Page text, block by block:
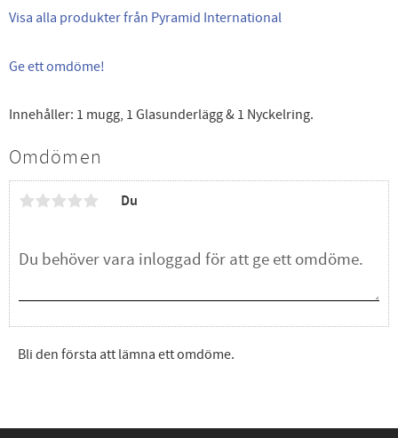
Visa alla produkter från Pyramid International
Ge ett omdöme!
Innehåller: 1 mugg, 1 Glasunderlägg & 1 Nyckelring.
Omdömen
Du
Bli den första att lämna ett omdöme.